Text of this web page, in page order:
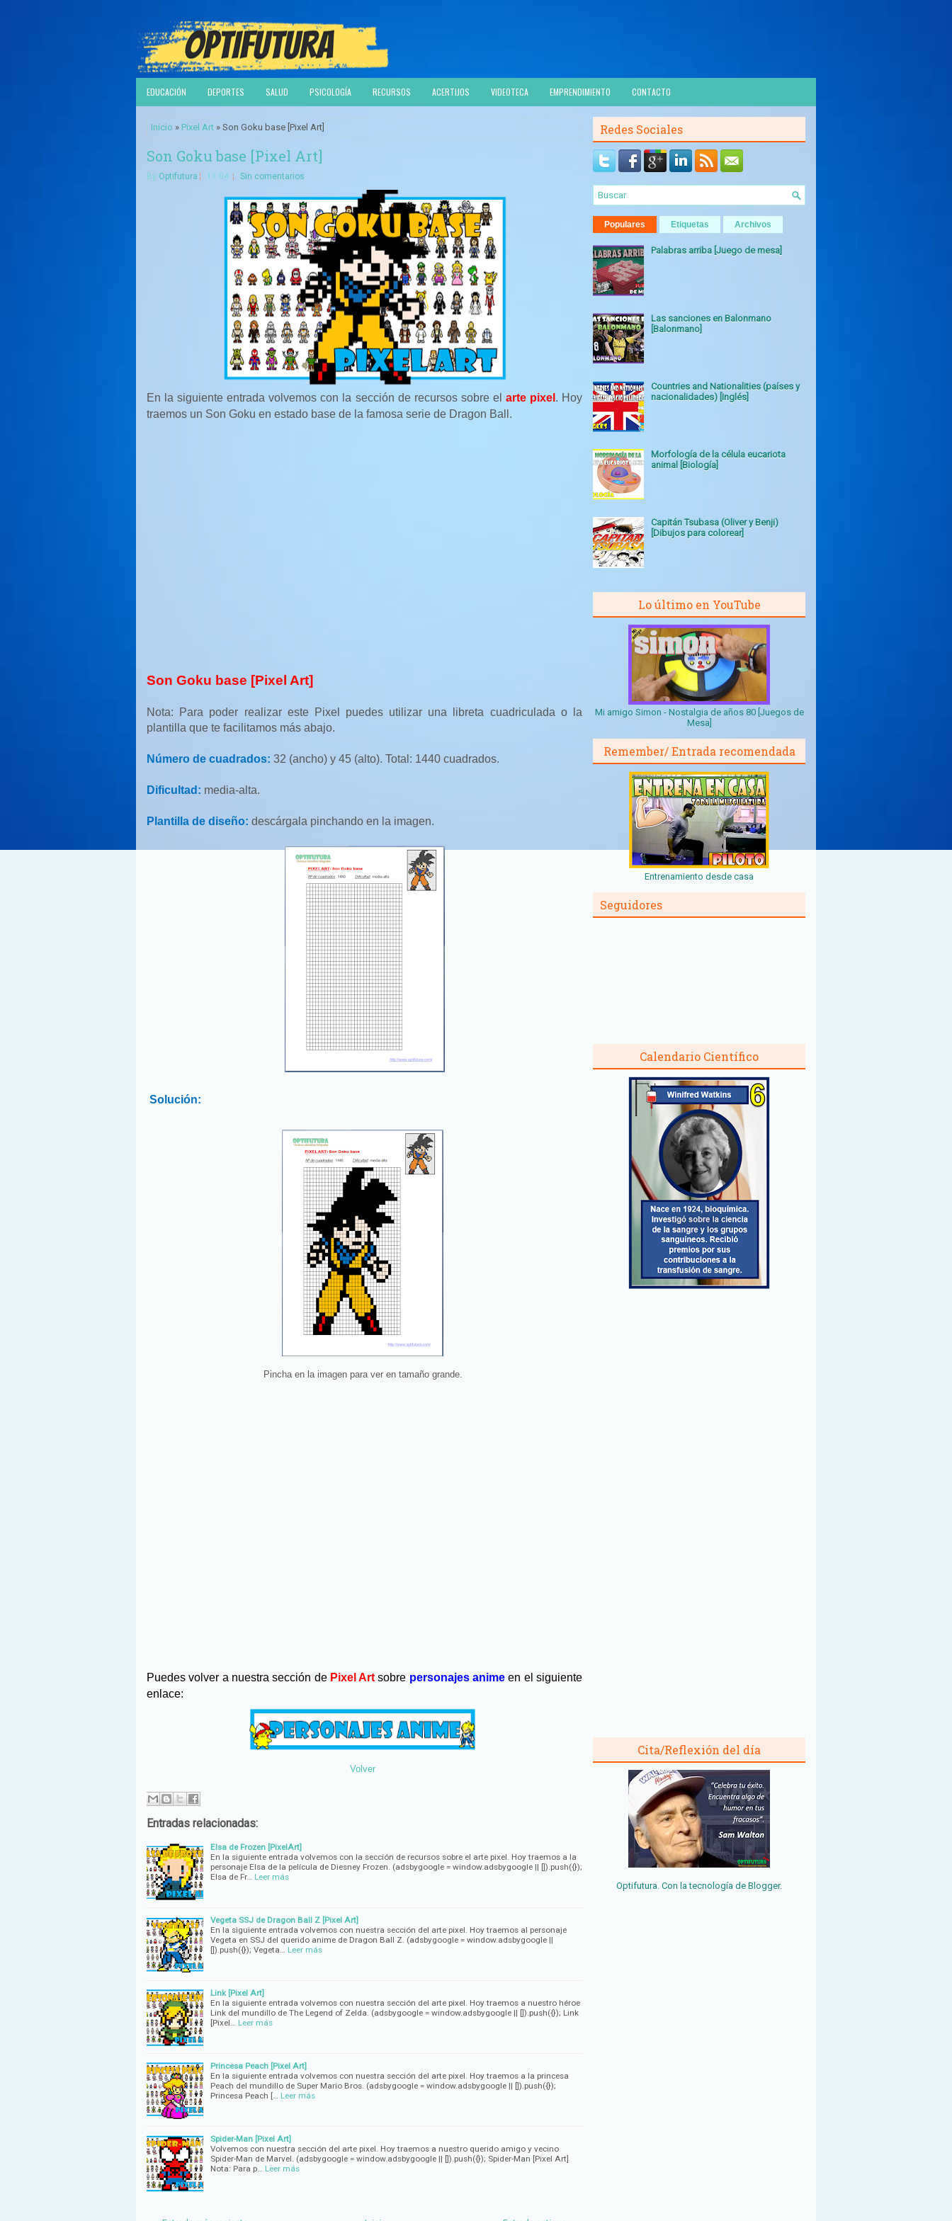
EDUCACIÓN DEPORTES SALUD PSICOLOGÍA RECURSOS ACERTIJOS VIDEOTECA EMPRENDIMIENTO CONTACTO
Inicio » Pixel Art » Son Goku base [Pixel Art]
Son Goku base [Pixel Art]
By Optifutura 11:04 Sin comentarios
En la siguiente entrada volvemos con la sección de recursos sobre el arte pixel . Hoy
traemos un Son Goku en estado base de la famosa serie de Dragon Ball.
Son Goku base [Pixel Art]
Nota: Para poder realizar este Pixel puedes utilizar una libreta cuadriculada o la
plantilla que te facilitamos más abajo.
Número de cuadrados: 32 (ancho) y 45 (alto). Total: 1440 cuadrados.
Dificultad: media-alta.
Plantilla de diseño: descárgala pinchando en la imagen.
Solución:
Pincha en la imagen para ver en tamaño grande.
Puedes volver a nuestra sección de Pixel Art sobre personajes anime en el siguiente
enlace:
Volver
Entradas relacionadas:
Elsa de Frozen [PixelArt]
En la siguiente entrada volvemos con la sección de recursos sobre el arte pixel. Hoy traemos a la
personaje Elsa de la película de Diesney Frozen. (adsbygoogle = window.adsbygoogle || []).push({});
Elsa de Fr…
Leer más
Vegeta SSJ de Dragon Ball Z [Pixel Art]
En la siguiente entrada volvemos con nuestra sección del arte pixel. Hoy traemos al personaje
Vegeta en SSJ del querido anime de Dragon Ball Z. (adsbygoogle = window.adsbygoogle ||
[]).push({}); Vegeta…
Leer más
Link [Pixel Art]
En la siguiente entrada volvemos con nuestra sección del arte pixel. Hoy traemos a nuestro héroe
Link del mundillo de The Legend of Zelda. (adsbygoogle = window.adsbygoogle || []).push({}); Link
[Pixel…
Leer más
Princesa Peach [Pixel Art]
En la siguiente entrada volvemos con nuestra sección del arte pixel. Hoy traemos a la princesa
Peach del mundillo de Super Mario Bros. (adsbygoogle = window.adsbygoogle || []).push({});
Princesa Peach […
Leer más
Spider-Man [Pixel Art]
Volvemos con nuestra sección del arte pixel. Hoy traemos a nuestro querido amigo y vecino
Spider-Man de Marvel. (adsbygoogle = window.adsbygoogle || []).push({}); Spider-Man [Pixel Art]
Nota: Para p…
Leer más
Redes Sociales
Populares Etiquetas Archivos
Palabras arriba [Juego de mesa]
Las sanciones en Balonmano
[Balonmano]
Countries and Nationalities (países y
nacionalidades) [Inglés]
Morfología de la célula eucariota
animal [Biología]
Capitán Tsubasa (Oliver y Benji)
[Dibujos para colorear]
Lo último en YouTube
Mi amigo Simon - Nostalgia de años 80 [Juegos de
Mesa]
Remember/ Entrada recomendada
Entrenamiento desde casa
Seguidores
Calendario Científico
Cita/Reflexión del día
Optifutura. Con la tecnología de Blogger.